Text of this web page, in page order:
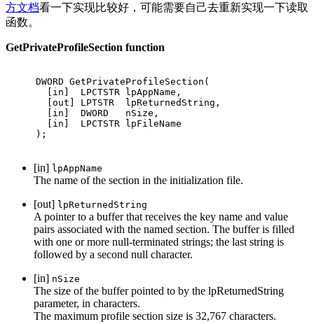
方文档看一下实现比较好，可能需要自己去重新实现一下读取
函数。
GetPrivateProfileSection function
DWORD GetPrivateProfileSection (
  [in]  LPCTSTR lpAppName,
  [out] LPTSTR  lpReturnedString,
  [in]  DWORD   nSize,
  [in]  LPCTSTR lpFileName
) ;
[in] lpAppName
The name of the section in the initialization file.
[out] lpReturnedString
A pointer to a buffer that receives the key name and value
pairs associated with the named section. The buffer is filled
with one or more null-terminated strings; the last string is
followed by a second null character.
[in] nSize
The size of the buffer pointed to by the lpReturnedString
parameter, in characters.
The maximum profile section size is 32,767 characters.